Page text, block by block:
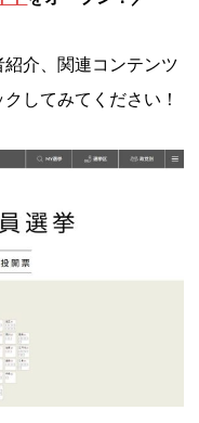
介、関連コンテンツ
してみてください！